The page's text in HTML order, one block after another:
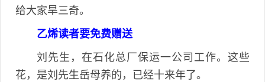
给大家旱三奇。
乙烯读者要免费赠送
刘先生，在石化总厂保运一公司工作。这些
花，是刘先生岳母养的，已经十来年了。